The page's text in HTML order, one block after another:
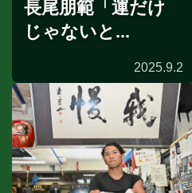
長尾朋範「運だけ
じゃないと...
2025.9.2